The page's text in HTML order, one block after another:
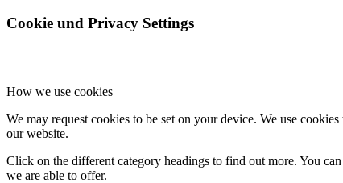
Cookie und Privacy Settings
How we use cookies
We may request cookies to be set on your device. We use
our website.
Click on the different category headings to find out more. You
we are able to offer.